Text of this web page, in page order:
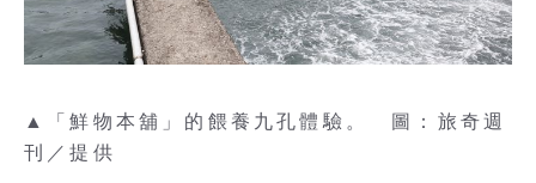
▲「鮮物本舖」的餵養九孔體驗。 圖：旅奇週
刊／提供